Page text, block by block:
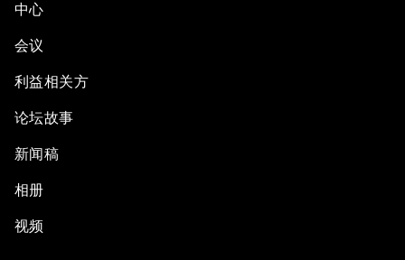
中心
会议
利益相关方
论坛故事
新闻稿
相册
视频